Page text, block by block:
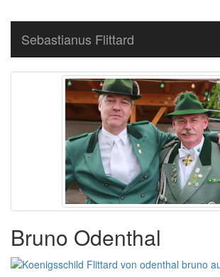
Sebastianus Flittard
Bruno Odenthal